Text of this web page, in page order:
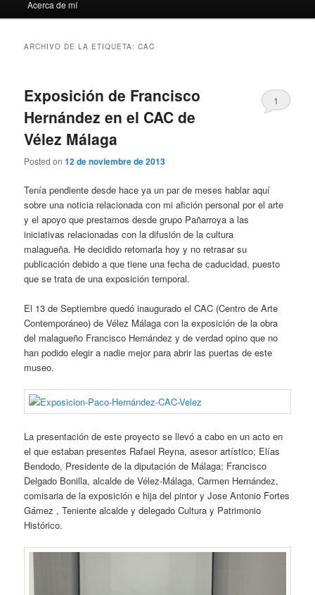
Acerca de mí
ARCHIVO DE LA ETIQUETA:CAC
Exposición de Francisco
Hernández en el CAC de
Vélez Málaga
Posted on12 de noviembre de 2013
1
Tenía pendiente desde hace ya un par de meses hablar aquí
sobre una noticia relacionada con mi afición personal por el arte
y el apoyo que prestamos desde grupo Pañarroya a las
iniciativas relacionadas con la difusión de la cultura
malagueña. He decidido retomarla hoy y no retrasar su
publicación debido a que tiene una fecha de caducidad, puesto
que se trata de una exposición temporal.
El 13 de Septiembre quedó inaugurado el CAC (Centro de Arte
Contemporáneo) de Vélez Málaga con la exposición de la obra
del malagueño Francisco Hernández y de verdad opino que no
han podido elegir a nadie mejor para abrir las puertas de este
museo.
La presentación de este proyecto se llevó a cabo en un acto en
el que estaban presentes Rafael Reyna, asesor artístico; Elías
Bendodo, Presidente de la diputación de Málaga; Francisco
Delgado Bonilla, alcalde de Vélez-Málaga, Carmen Hernández,
comisaria de la exposición e hija del pintor y Jose Antonio Fortes
Gámez , Teniente alcalde y delegado Cultura y Patrimonio
Histórico.